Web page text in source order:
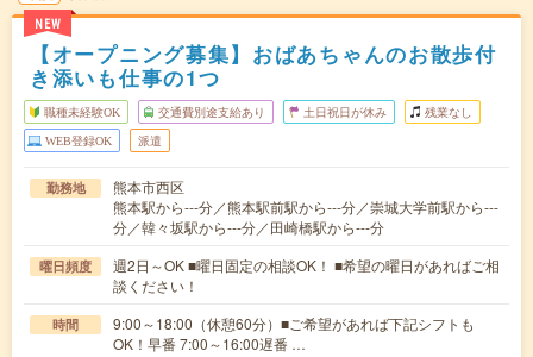
NEW
【オープニング募集】おばあちゃんのお散歩付
き添いも仕事の1つ
職種未経験OK 交通費別途支給あり 土日祝日が休み 残業なし
WEB登録OK 派遣
勤務地
熊本市西区
熊本駅から---分／熊本駅前駅から---分／崇城大学前駅から---
分／韓々坂駅から---分／田崎橋駅から---分
曜日頻度
週2日～OK ■曜日固定の相談OK！ ■希望の曜日があればご相
談ください！
時間
9:00～18:00（休憩60分）■ご希望があれば下記シフトも
OK！早番 7:00～16:00遅番 …